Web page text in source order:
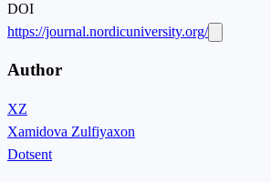
DOI
https://journal.nordicuniversity.org/
Author
XZ
Xamidova Zulfiyaxon
Dotsent